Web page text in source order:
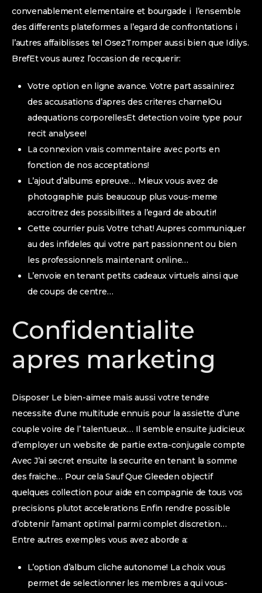
convenablement elementaire et bourgade i l’ensemble
des differents plateformes a l’egard de confrontations i
l’autres affaiblisses tel OsezTromper aussi bien que Idilys.
BrefEt vous aurez l’occasion de recquerir:
Votre option en ligne avance. Votre part assainirez
des accusations d’apres des criteres charnelOu
adequations corporellesEt detection voire type pour
recit analysee!
La connexion vrais commentaire avec ports en
fonction de nos acceptations!
L’ajout d’albums epreuve… Mieux vous avez de
photographie puis beaucoup plus vous-meme
accroitrez des possibilites a l’egard de aboutir!
Cette courrier puis Votre tchat! Aupres communiquer
au des infideles qui votre part passionnent ou bien
les professionnels maintenant online…
L’envoie en tenant petits cadeaux virtuels ainsi que
de coups de centre…
Confidentialite
apres marketing
Disposer Le bien-aimee mais aussi votre tendre
necessite d’une multitude ennuis pour la assiette d’une
couple voire de l’ talentueux… Il semble ensuite judicieux
d’employer un website de partie extra-conjugale compte
Avec J’ai secret ensuite la securite en tenant la somme
des fraiche… Pour cela Sauf Que Gleeden objectif
quelques collection pour aide en compagnie de tous vos
precisions plutot accelerations Enfin rendre possible
d’obtenir l’amant optimal parmi complet discretion…
Entre autres exemples vous avez aborde a:
L’option d’album cliche autonome! La choix vous
permet de selectionner les membres a qui vous-